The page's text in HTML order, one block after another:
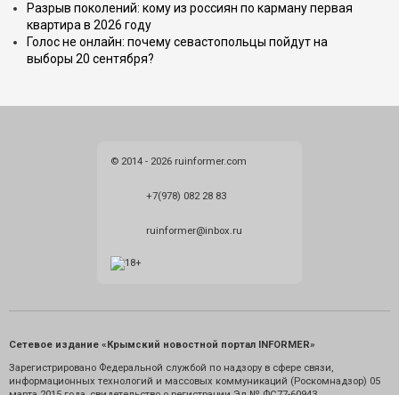
Разрыв поколений: кому из россиян по карману первая
квартира в 2026 году
Голос не онлайн: почему севастопольцы пойдут на
выборы 20 сентября?
© 2014 - 2026 ruinformer.com
+7(978) 082 28 83
ruinformer@inbox.ru
Сетевое издание «Крымский новостной портал INFORMER»
Зарегистрировано Федеральной службой по надзору в сфере связи,
информационных технологий и массовых коммуникаций (Роскомнадзор) 05